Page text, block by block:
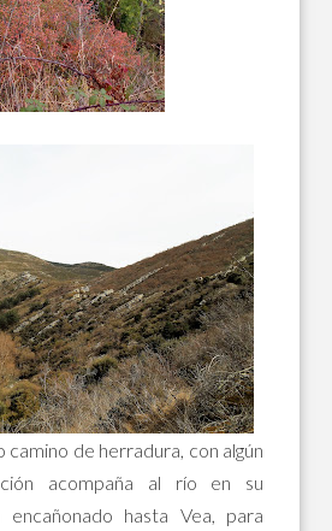
camino de herradura, con algún
acompaña al río en su
encañonado hasta Vea, para